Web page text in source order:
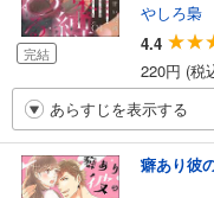
完結
やしろ梟
4.4
220円 (税
あらすじを表示する
癖あり彼